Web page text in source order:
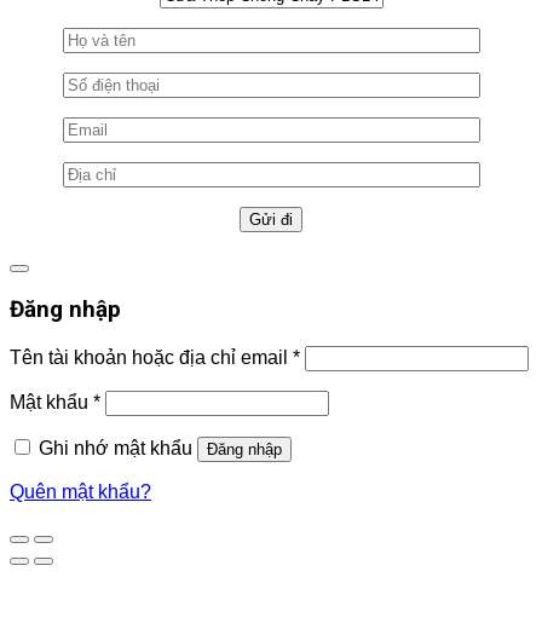
Đăng nhập
Tên tài khoản hoặc địa chỉ email *
Mật khẩu *
Ghi nhớ mật khẩu Đăng nhập
Quên mật khẩu?